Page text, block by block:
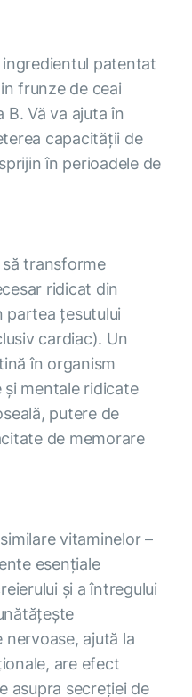
patentat
frunze de ceai
Vă va ajuta în
capacității de
în perioadele de
transforme
ridicat din
partea țesutului
cardiac). Un
în organism
mentale ridicate
putere de
de memorare
vitaminelor –
esențiale
și a întregului
ajută la
are efect
asupra secreției de